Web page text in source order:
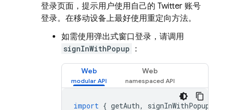
登录页面，提示用户使用自己的 Twitter 账号
登录。在移动设备上最好使用重定向方法。
如需使用弹出式窗口登录，请调用
signInWithPopup ：
Web Web
import { getAuth, signInWithPopup